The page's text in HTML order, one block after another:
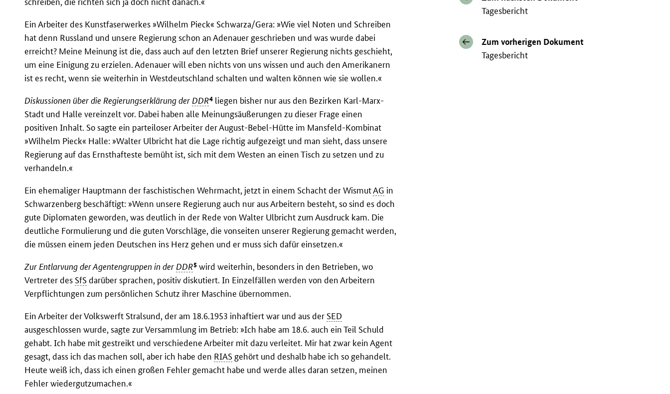
Tagesbericht
Zum vorherigen Dokument
Tagesbericht
Ein Arbeiter des Kunstfaserwerkes »Wilhelm Pieck« Schwarza/Gera: »Wie viel Noten und Schreiben
hat denn Russland und unsere Regierung schon an Adenauer geschrieben und was wurde dabei
erreicht? Meine Meinung ist die, dass auch auf den letzten Brief unserer Regierung nichts geschieht,
um eine Einigung zu erzielen. Adenauer will eben nichts von uns wissen und auch den Amerikanern
ist es recht, wenn sie weiterhin in Westdeutschland schalten und walten können wie sie wollen.«
Diskussionen über die Regierungserklärung der DDR4 liegen bisher nur aus den Bezirken Karl-Marx-
Stadt und Halle vereinzelt vor. Dabei haben alle Meinungsäußerungen zu dieser Frage einen
positiven Inhalt. So sagte ein parteiloser Arbeiter der August-Bebel-Hütte im Mansfeld-Kombinat
»Wilhelm Pieck« Halle: »Walter Ulbricht hat die Lage richtig aufgezeigt und man sieht, dass unsere
Regierung auf das Ernsthafteste bemüht ist, sich mit dem Westen an einen Tisch zu setzen und zu
verhandeln.«
Ein ehemaliger Hauptmann der faschistischen Wehrmacht, jetzt in einem Schacht der WismutAG in
Schwarzenberg beschäftigt: »Wenn unsere Regierung auch nur aus Arbeitern besteht, so sind es doch
gute Diplomaten geworden, was deutlich in der Rede von Walter Ulbricht zum Ausdruck kam. Die
deutliche Formulierung und die guten Vorschläge, die vonseiten unserer Regierung gemacht werden,
die müssen einem jeden Deutschen ins Herz gehen und er muss sich dafür einsetzen.«
Zur Entlarvung der Agentengruppen in der DDR5 wird weiterhin, besonders in den Betrieben, wo
Vertreter des SfSdarüber sprachen, positiv diskutiert. In Einzelfällen werden von den Arbeitern
Verpflichtungen zum persönlichen Schutz ihrer Maschine übernommen.
Ein Arbeiter der Volkswerft Stralsund, der am 18.6.1953 inhaftiert war und aus der SED
ausgeschlossen wurde, sagte zur Versammlung im Betrieb: »Ich habe am 18.6. auch ein Teil Schuld
gehabt. Ich habe mit gestreikt und verschiedene Arbeiter mit dazu verleitet. Mir hat zwar kein Agent
gesagt, dass ich das machen soll, aber ich habe den RIAS gehört und deshalb habe ich so gehandelt.
Heute weiß ich, dass ich einen großen Fehler gemacht habe und werde alles daran setzen, meinen
Fehler wiedergutzumachen.«